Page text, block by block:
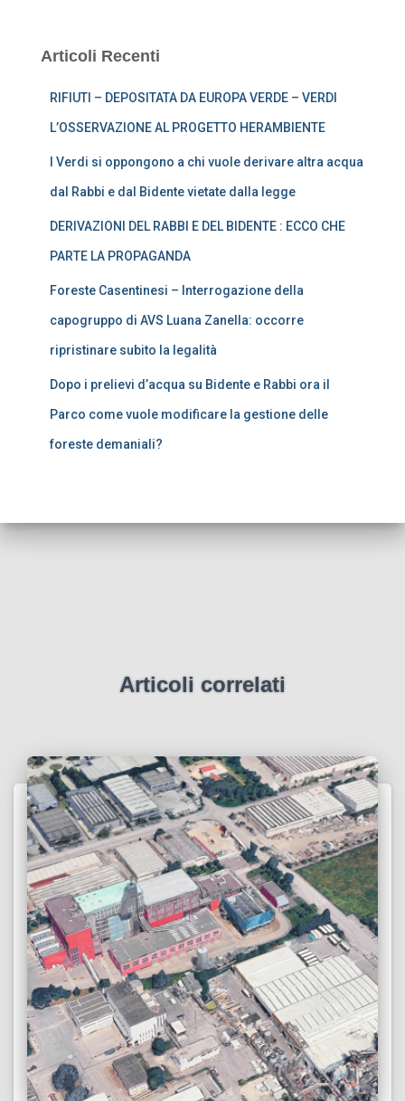
Articoli Recenti
RIFIUTI – DEPOSITATA DA EUROPA VERDE – VERDI
L’OSSERVAZIONE AL PROGETTO HERAMBIENTE
I Verdi si oppongono a chi vuole derivare altra acqua
dal Rabbi e dal Bidente vietate dalla legge
DERIVAZIONI DEL RABBI E DEL BIDENTE : ECCO CHE
PARTE LA PROPAGANDA
Foreste Casentinesi – Interrogazione della
capogruppo di AVS Luana Zanella: occorre
ripristinare subito la legalità
Dopo i prelievi d’acqua su Bidente e Rabbi ora il
Parco come vuole modificare la gestione delle
foreste demaniali?
Articoli correlati